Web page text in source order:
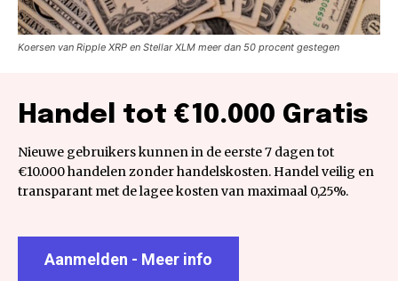
Koersen van Ripple XRP en Stellar XLM meer dan 50 procent gestegen
Handel tot €10.000 Gratis
Nieuwe gebruikers kunnen in de eerste 7 dagen tot
€10.000 handelen zonder handelskosten. Handel veilig en
transparant met de lagee kosten van maximaal 0,25%.
Aanmelden - Meer info